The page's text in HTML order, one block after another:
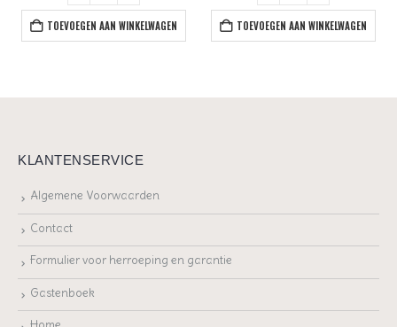
TOEVOEGEN AAN WINKELWAGEN TOEVOEGEN AAN WINKELWAGEN
KLANTENSERVICE
Algemene Voorwaarden
Contact
Formulier voor herroeping en garantie
Gastenboek